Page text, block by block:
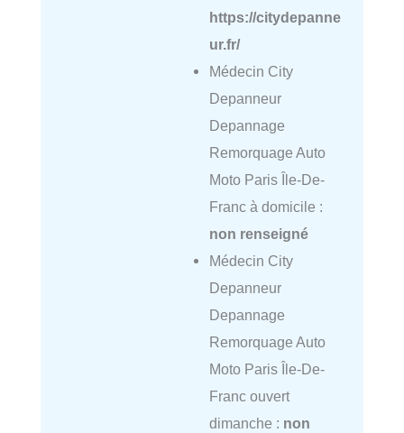
https://citydepanne
ur.fr/
Médecin City
Depanneur
Depannage
Remorquage Auto
Moto Paris Île-De-
Franc à domicile :
non renseigné
Médecin City
Depanneur
Depannage
Remorquage Auto
Moto Paris Île-De-
Franc ouvert
dimanche : non